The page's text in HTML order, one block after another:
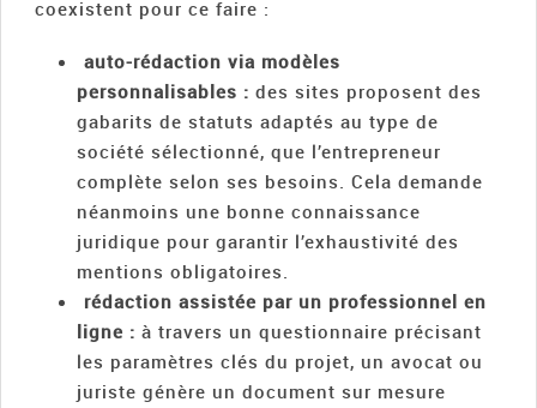
coexistent pour ce faire :
auto-rédaction via modèles
personnalisables : des sites proposent des
gabarits de statuts adaptés au type de
société sélectionné, que l’entrepreneur
complète selon ses besoins. Cela demande
néanmoins une bonne connaissance
juridique pour garantir l’exhaustivité des
mentions obligatoires.
rédaction assistée par un professionnel en
ligne : à travers un questionnaire précisant
les paramètres clés du projet, un avocat ou
juriste génère un document sur mesure